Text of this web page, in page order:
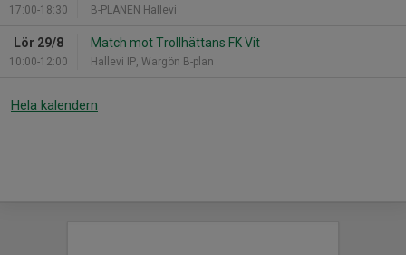
17:00-18:30 B-PLANEN Hallevi
Lör 29/8
10:00-12:00
Match mot Trollhättans FK Vit
Hallevi IP, Wargön B-plan
Hela kalendern